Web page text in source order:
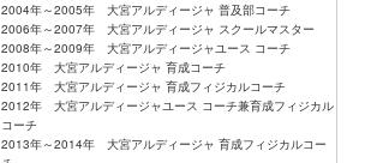
2004年～2005年 大宮アルディージャ 普及部コーチ
2006年～2007年 大宮アルディージャ スクールマスター
2008年～2009年 大宮アルディージャユース コーチ
2010年 大宮アルディージャ 育成コーチ
2011年 大宮アルディージャ 育成フィジカルコーチ
2012年 大宮アルディージャユース コーチ兼育成フィジカル
コーチ
2013年～2014年 大宮アルディージャ 育成フィジカルコー